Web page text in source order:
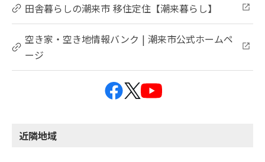
田舎暮らしの潮来市 移住定住【潮来暮らし】
空き家・空き地情報バンク | 潮来市公式ホームペ
ージ
近隣地域